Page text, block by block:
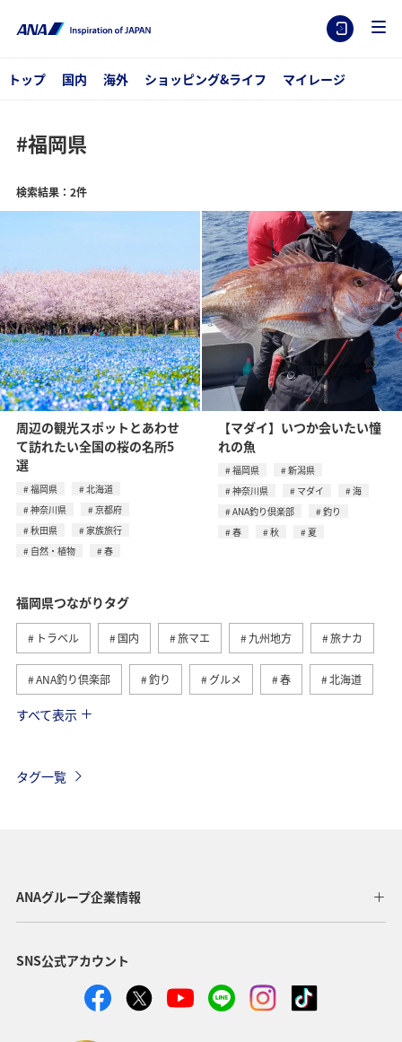
トップ 国内 海外 ショッピング&ライフ マイレージ
#福岡県
検索結果：2件
周辺の観光スポットとあわせ
て訪れたい全国の桜の名所5
選
福岡県
北海道
神奈川県
京都府
秋田県
家族旅行
自然・植物
春
【マダイ】いつか会いたい憧
れの魚
福岡県
新潟県
神奈川県
マダイ
海
ANA釣り倶楽部
釣り
春
秋 夏
福岡県つながりタグ
トラベル 国内 旅マエ 九州地方 旅ナカ
ANA釣り倶楽部 釣り グルメ 春 北海道
冬 海
鹿児島県 趣味 旅アト 新潟県 香川県
沖縄県 宮城県
三重県 札幌 お祭り・イベント
すべて表示
タグ一覧
ANAグループ企業情報
SNS公式アカウント